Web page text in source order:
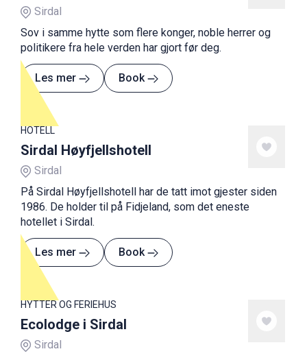
Sirdal
Sov i samme hytte som flere konger, noble herrer og
politikere fra hele verden har gjort før deg.
Les mer Book
HOTELL
Sirdal Høyfjellshotell
Sirdal
På Sirdal Høyfjellshotell har de tatt imot gjester siden
1986. De holder til på Fidjeland, som det eneste
hotellet i Sirdal.
Les mer Book
HYTTER OG FERIEHUS
Ecolodge i Sirdal
Sirdal